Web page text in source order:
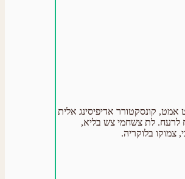
אמט, קונסקטורר אדיפיסינג אלית
לרעח. לת צשחמי צש בליא,
צמוקו בלוקריה.